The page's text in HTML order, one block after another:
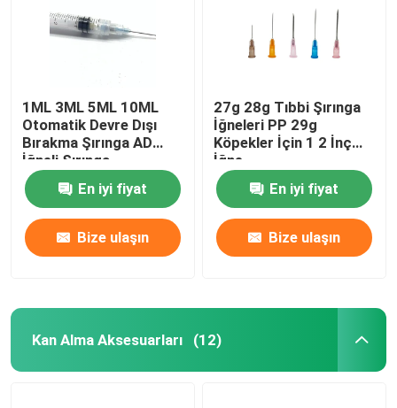
1ML 3ML 5ML 10ML
Otomatik Devre Dışı
Bırakma Şırınga AD
İğneli Şırınga
En iyi fiyat
Bize ulaşın
27g 28g Tıbbi Şırınga
İğneleri PP 29g
Köpekler İçin 1 2 İnç
İğne
En iyi fiyat
Bize ulaşın
Kan Alma Aksesuarları (12)